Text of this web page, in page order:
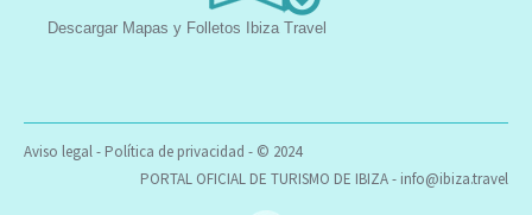
Descargar Mapas y Folletos Ibiza Travel
Aviso legal- Política de privacidad - © 2024
PORTAL OFICIAL DE TURISMO DE IBIZA - info@ibiza.travel